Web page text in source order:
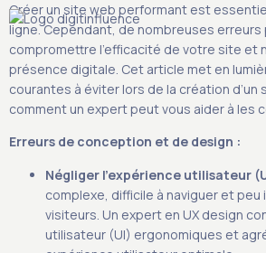
Créer un site web performant est
ligne. Cependant, de nombreuses
compromettre l’efficacité de votre site et
présence digitale. Cet article met en
courantes à éviter lors de la création
comment un expert peut vous aider à les
Erreurs de conception et de design :
Négliger l’expérience utilisateur
complexe, difficile à naviguer et peu
visiteurs. Un expert en UX design
utilisateur (UI) ergonomiques et